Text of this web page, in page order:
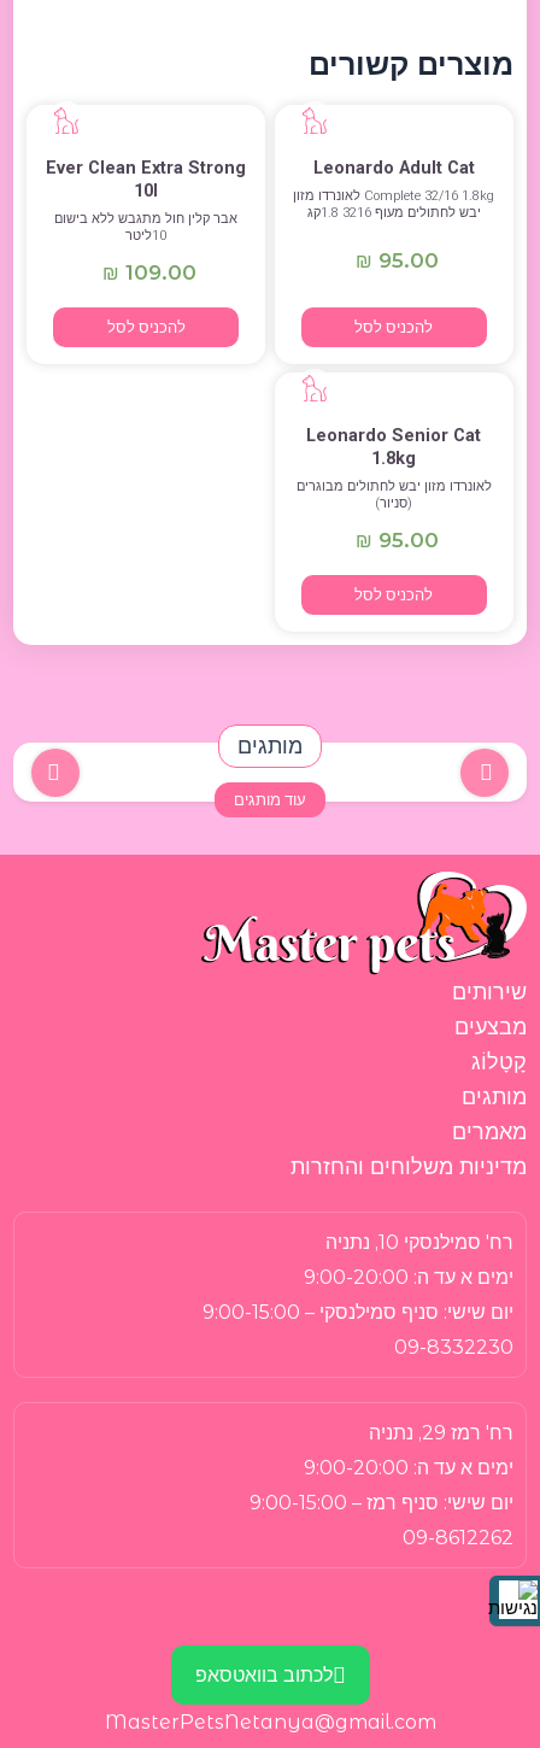
מוצרים קשורים
Leonardo Adult Cat
Сomplete 32/16 1.8kg לאונרדו מזון
יבש לחתולים מעוף 3216 1.8קג
₪ 95.00
להכניס לסל
Ever Clean Extra Strong
10l
אבר קלין חול מתגבש ללא בישום
10ליטר
₪ 109.00
להכניס לסל
Leonardo Senior Cat
1.8kg
לאונרדו מזון יבש לחתולים מבוגרים
(סניור)
₪ 95.00
להכניס לסל
מותגים
עוד מותגים
רח' סמילנסקי 10, נתניה
ימים א עד ה: 9:00-20:00
יום שישי: סניף סמילנסקי – 9:00-15:00
09-8332230
רח' רמז 29, נתניה
ימים א עד ה: 9:00-20:00
יום שישי: סניף רמז – 9:00-15:00
09-8612262
לכתוב בוואטסאפ
MasterPetsNetanya@gmail.com
שירותים
מבצעים
קָטָלוֹג
מותגים
מאמרים
מדיניות משלוחים והחזרות